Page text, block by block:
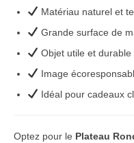
Matériau naturel et
Grande surface de
Objet utile et durable
Image
Idéal pour cadeaux
Optez pour le Plateau